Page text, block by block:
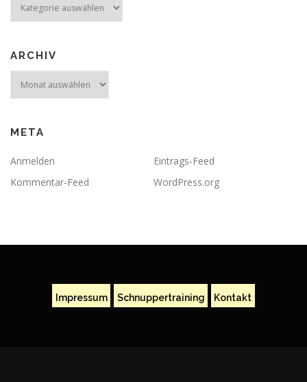
ARCHIV
META
Anmelden
Eintrags-Feed
Kommentar-Feed
WordPress.org
Impressum Schnuppertraining Kontakt